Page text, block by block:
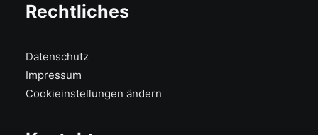
Rechtliches
Datenschutz
Impressum
Cookieinstellungen ändern